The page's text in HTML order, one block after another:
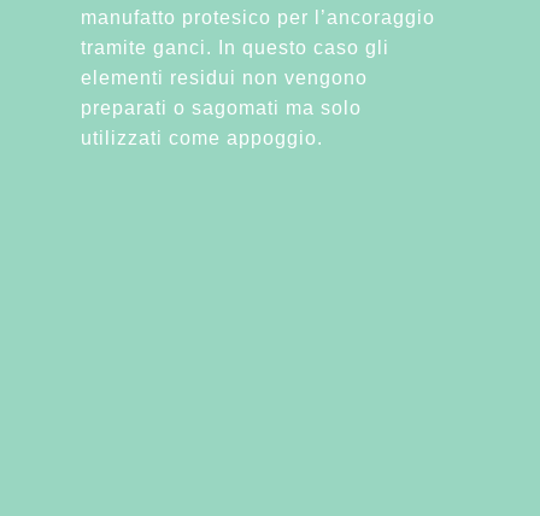
manufatto protesico per l’ancoraggio
tramite ganci. In questo caso gli
elementi residui non vengono
preparati o sagomati ma solo
utilizzati come appoggio.